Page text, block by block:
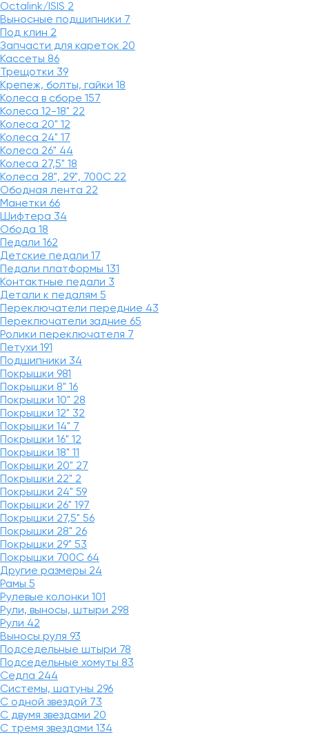
Octalink/ISIS 2
Выносные подшипники 7
Под клин 2
Запчасти для кареток 20
Кассеты 86
Трещотки 39
Крепеж, болты, гайки 18
Колеса в сборе 157
Колеса 12-18" 22
Колеса 20" 12
Колеса 24" 17
Колеса 26" 44
Колеса 27,5" 18
Колеса 28", 29", 700С 22
Ободная лента 22
Манетки 66
Шифтера 34
Обода 18
Педали 162
Детские педали 17
Педали платформы 131
Контактные педали 3
Детали к педалям 5
Переключатели передние 43
Переключатели задние 65
Ролики переключателя 7
Петухи 191
Подшипники 34
Покрышки 981
Покрышки 8" 16
Покрышки 10" 28
Покрышки 12" 32
Покрышки 14" 7
Покрышки 16" 12
Покрышки 18" 11
Покрышки 20" 27
Покрышки 22" 2
Покрышки 24" 59
Покрышки 26" 197
Покрышки 27,5" 56
Покрышки 28" 26
Покрышки 29" 53
Покрышки 700C 64
Другие размеры 24
Рамы 5
Рулевые колонки 101
Рули, выносы, штыри 298
Рули 42
Выносы руля 93
Подседельные штыри 78
Подседельные хомуты 83
Седла 244
Системы, шатуны 296
С одной звездой 73
С двумя звездами 20
С тремя звездами 134